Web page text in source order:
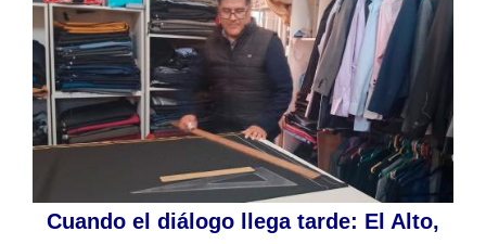
Cuando el diálogo llega tarde: El Alto,